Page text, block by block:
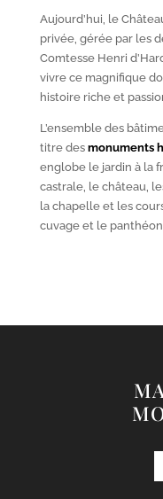
Aujourd’hui, le
privée, gérée par les
Comtesse Henri
vivre ce magnifique
histoire riche et
L’ensemble des
titre des monuments
englobe le jardin à la
castrale, le château,
la chapelle et les
cuvage et le